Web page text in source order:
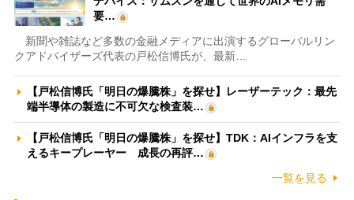
要…
新聞や雑誌など多数の金融メディアに出演するグローバルリン
クアドバイザーズ代表の戸松信博氏が、最新…
【戸松信博氏「明日の爆騰株」を探せ】レーザーテック：最先
端半導体の製造に不可欠な検査装…
【戸松信博氏「明日の爆騰株」を探せ】TDK：AIインフラを支
えるキープレーヤー 成長の再評…
一覧を見る